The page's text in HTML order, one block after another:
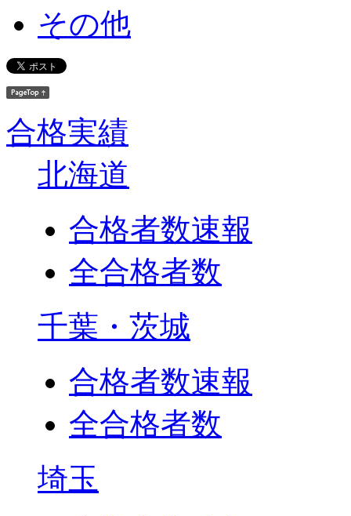
その他
合格実績
北海道
合格者数速報
全合格者数
千葉・茨城
合格者数速報
全合格者数
埼玉